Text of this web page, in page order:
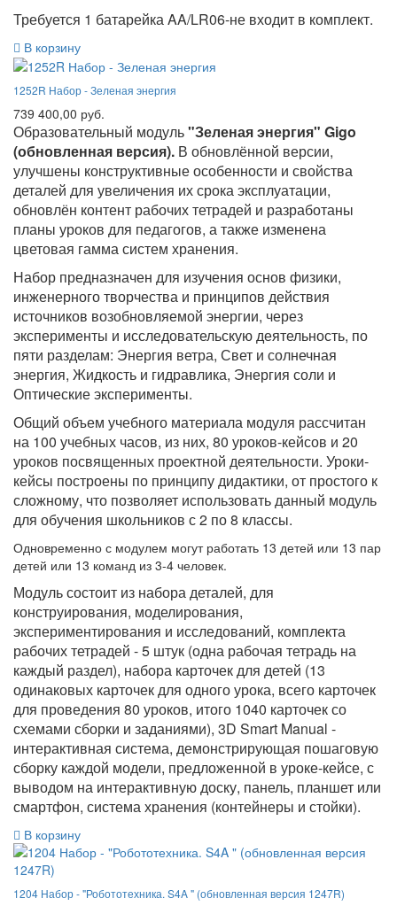
Требуется 1 батарейка AA/LR06-не входит в комплект.
В корзину
1252R Набор - Зеленая энергия
739 400,00 руб.
Образовательный модуль"Зеленая энергия" Gigo
(обновленная версия). В обновлённой версии,
улучшены конструктивные особенности и свойства
деталей для увеличения их срока эксплуатации,
обновлён контент рабочих тетрадей и разработаны
планы уроков для педагогов, а также изменена
цветовая гамма систем хранения.
Набор предназначен для изучения основ физики,
инженерного творчества и принципов действия
источников возобновляемой энергии, через
эксперименты и исследовательскую деятельность, по
пяти разделам: Энергия ветра, Свет и солнечная
энергия, Жидкость и гидравлика, Энергия соли и
Оптические эксперименты.
Общий объем учебного материала модуля рассчитан
на 100 учебных часов, из них, 80 уроков-кейсов и 20
уроков посвященных проектной деятельности. Уроки-
кейсы построены по принципу дидактики, от простого к
сложному, что позволяет использовать данный модуль
для обучения школьников с 2 по 8 классы.
Одновременно с модулем могут работать 13 детей или 13 пар
детей или 13 команд из 3-4 человек.
Модуль состоит из набора деталей, для
конструирования, моделирования,
экспериментирования и исследований, комплекта
рабочих тетрадей - 5 штук (одна рабочая тетрадь на
каждый раздел), набора карточек для детей (13
одинаковых карточек для одного урока, всего карточек
для проведения 80 уроков, итого 1040 карточек со
схемами сборки и заданиями), 3D Smart Manual -
интерактивная система, демонстрирующая пошаговую
сборку каждой модели, предложенной в уроке-кейсе, с
выводом на интерактивную доску, панель, планшет или
смартфон, система хранения (контейнеры и стойки).
В корзину
1204 Набор - "Робототехника. S4A " (обновленная версия 1247R)